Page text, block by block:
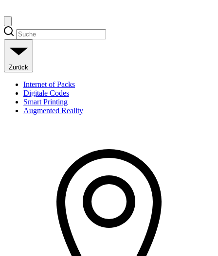
Zurück
Internet of Packs
Digitale Codes
Smart Printing
Augmented Reality